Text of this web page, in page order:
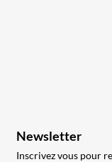
Newsletter
Inscrivez vous pour